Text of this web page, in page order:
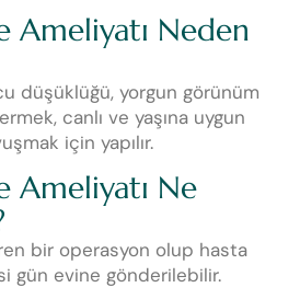
Ameliyatı Neden
düşüklüğü, yorgun görünüm
canlı ve yaşına uygun
için yapılır.
Ameliyatı Ne
bir operasyon olup hasta
gün evine gönderilebilir.